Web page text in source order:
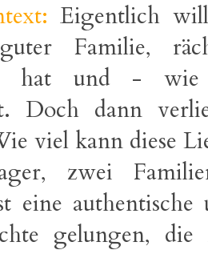
Eigentlich
Familie,
hat und - wie
Doch dann
viel kann diese
zwei
eine
gelungen,